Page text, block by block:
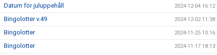
Datum för juluppehåll 2024-12-04 16:12
Bingolotter v.49 2024-12-02 11:38
Bingolotter 2024-11-25 10:16
Bingolotter 2024-11-17 18:13